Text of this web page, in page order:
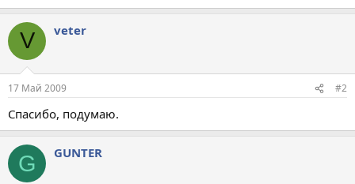
V veter
17 Май 2009 #2
Спасибо, подумаю.
G GUNTER